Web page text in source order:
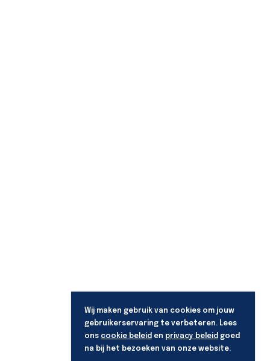
Wij maken gebruik van cookies om jouw
gebruikerservaring te verbeteren. Lees
ons cookie beleid en privacy beleid goed
na bij het bezoeken van onze website.